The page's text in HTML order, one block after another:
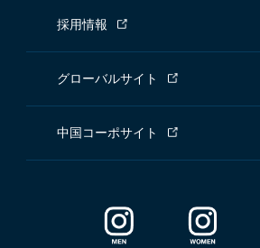
採用情報
グローバルサイト
中国コーポサイト